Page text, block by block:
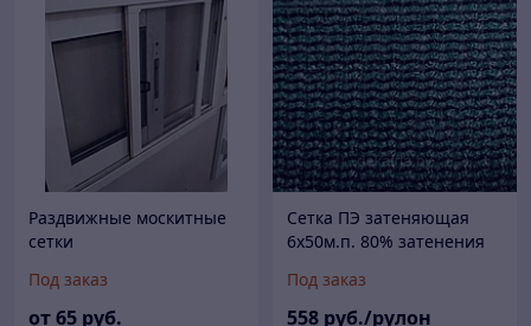
Раздвижные москитные
сетки
Под заказ
от65 руб.
Сетка ПЭ затеняющая
6х50м.п. 80% затенения
Под заказ
558 руб./рулон